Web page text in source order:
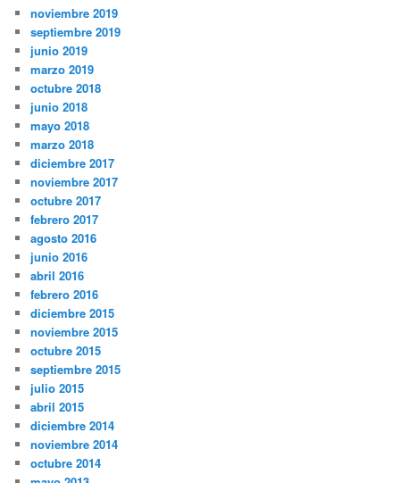
noviembre 2019
septiembre 2019
junio 2019
marzo 2019
octubre 2018
junio 2018
mayo 2018
marzo 2018
diciembre 2017
noviembre 2017
octubre 2017
febrero 2017
agosto 2016
junio 2016
abril 2016
febrero 2016
diciembre 2015
noviembre 2015
octubre 2015
septiembre 2015
julio 2015
abril 2015
diciembre 2014
noviembre 2014
octubre 2014